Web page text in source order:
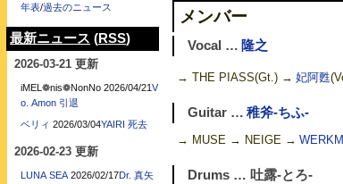
メンバー
Vocal … 隆之
→ THE PIASS(Gt.) →妃阿甦
Guitar …稚斧-ちふ-
→ MUSE → NEIGE →
Drums … 吐露-とろ-
年表/過去のニュース
最新ニュース (RSS)
2026-03-21 更新
iMEL❁nis❁NonNo 2026/04/21 V
o. Amon 引退
ベリィ 2026/03/04YAIRI 死去
2026-02-23 更新
LUNA SEA 2026/02/17Dr. 真矢